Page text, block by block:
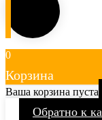
0
Корзина
Ваша корзина пуста
Обратно к